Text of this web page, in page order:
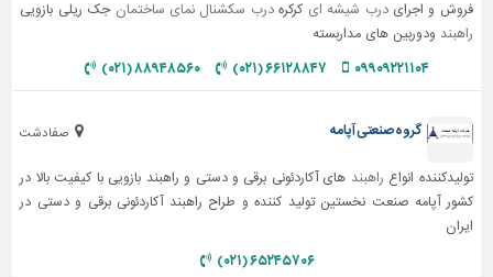
فروش و اجرایدرب شیشه ای کرکرهدرب سکشنال نمای ساختمان جک ریلی بازویی
راهبند ودوربین های مداربسته
۰۹۹۰۹۲۲۱۱۰۴ ۶۶۱۲۸۸۴۷ (۰۲۱) ۸۸۹۴۸۵۶۰ (۰۲۱)
صفادشت گروه صنعتی آپامه
تولیدکننده انواع راهبند های آکاردئونی برقی و دستی و راهبند بازویی با کیفیت بالا در
کشور آپامه صنعت نخستین تولید کننده و طراح راهبند آکاردئونی برقی و دستی در
ایران
۶۵۲۴۵۷۰۶ (۰۲۱)